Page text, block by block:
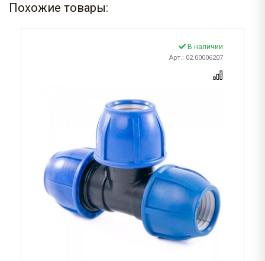
Похожие товары:
В наличии
Арт.: 02.00006207